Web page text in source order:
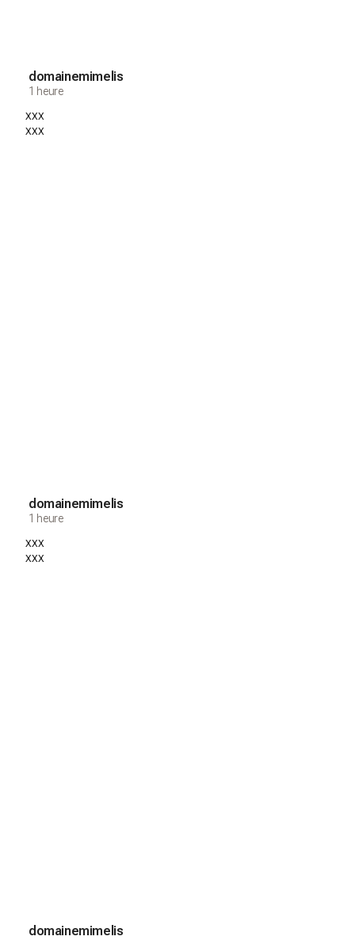
domainemimelis
1 heure
xxx
xxx
domainemimelis
1 heure
xxx
xxx
domainemimelis